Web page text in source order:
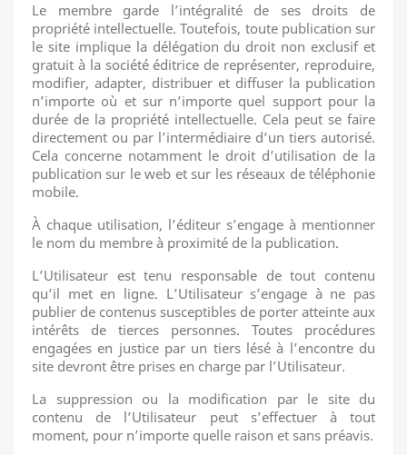
Le membre garde l’intégralité de ses droits de
propriété intellectuelle. Toutefois, toute publication sur
le site implique la délégation du droit non exclusif et
gratuit à la société éditrice de représenter, reproduire,
modifier, adapter, distribuer et diffuser la publication
n’importe où et sur n’importe quel support pour la
durée de la propriété intellectuelle. Cela peut se faire
directement ou par l’intermédiaire d’un tiers autorisé.
Cela concerne notamment le droit d’utilisation de la
publication sur le web et sur les réseaux de téléphonie
mobile.
À chaque utilisation, l’éditeur s’engage à mentionner
le nom du membre à proximité de la publication.
L’Utilisateur est tenu responsable de tout contenu
qu’il met en ligne. L’Utilisateur s’engage à ne pas
publier de contenus susceptibles de porter atteinte aux
intérêts de tierces personnes. Toutes procédures
engagées en justice par un tiers lésé à l’encontre du
site devront être prises en charge par l’Utilisateur.
La suppression ou la modification par le site du
contenu de l’Utilisateur peut s’effectuer à tout
moment, pour n’importe quelle raison et sans préavis.